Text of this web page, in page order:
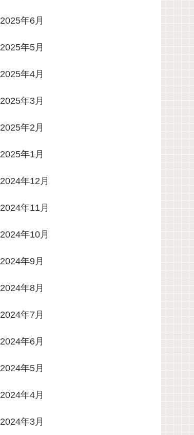
2025年6月
2025年5月
2025年4月
2025年3月
2025年2月
2025年1月
2024年12月
2024年11月
2024年10月
2024年9月
2024年8月
2024年7月
2024年6月
2024年5月
2024年4月
2024年3月